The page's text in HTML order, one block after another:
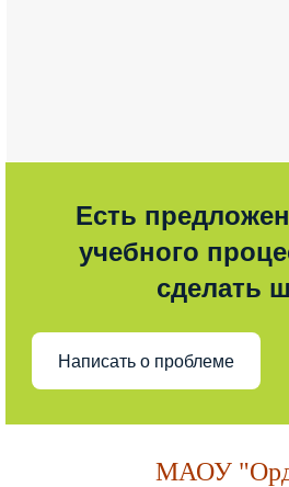
Есть
учебного
сделать
Написать о проблеме
МАОУ